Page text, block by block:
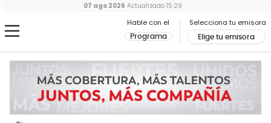
Hable con el
Programa
Selecciona tu emisora
Elige tu emisora
07 ago 2026 Actualizado 15:29